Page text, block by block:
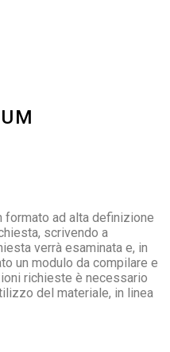
formato ad alta definizione
scrivendo a
verrà esaminata e, in
un modulo da compilare e
richieste è necessario
del materiale, in linea